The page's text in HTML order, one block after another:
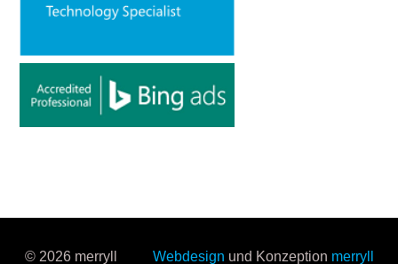
© 2026 merryll Webdesign und Konzeption merryll